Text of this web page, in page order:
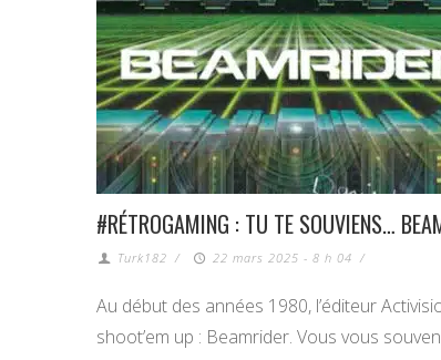
#RÉTROGAMING : TU TE SOUVIENS…
Turk182 / 22 mars 2025 - 8 h 04 /
Au début des années 1980, l’éditeur
shoot’em up : Beamrider. Vous vous